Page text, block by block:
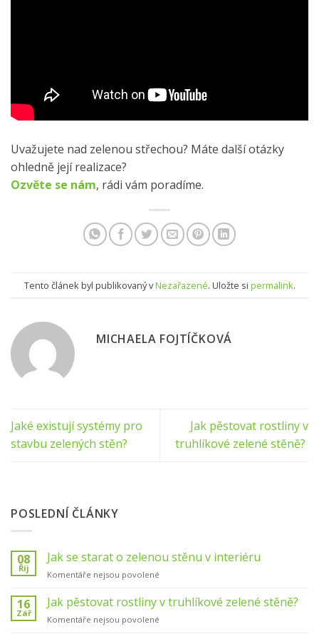
Uvažujete nad zelenou střechou? Máte další otázky
ohledně její realizace?
Ozvěte se nám, rádi vám poradíme.
Tento článek byl publikovaný vNezařazené. Uložte si permalink.
MICHAELA FOJTÍČKOVÁ
Jaké existují systémy pro
stavbu zelených stěn?
Jak pěstovat rostliny v
truhlíkové zelené stěně?
POSLEDNÍ ČLÁNKY
08
Říj
Jak se starat o zelenou stěnu v interiéru
Komentáře nejsou povolené
s
16
Zář
Jak pěstovat rostliny v truhlíkové zelené stěně?
Komentáře nejsou povolené